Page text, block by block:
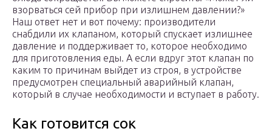
взорваться сей прибор при излишнем давлении?»
Наш ответ нет и вот почему: производители
снабдили их клапаном, который спускает излишнее
давление и поддерживает то, которое необходимо
для приготовления еды. А если вдруг этот клапан по
каким то причинам выйдет из строя, в устройстве
предусмотрен специальный аварийный клапан,
который в случае необходимости и вступает в работу.
Как готовится сок